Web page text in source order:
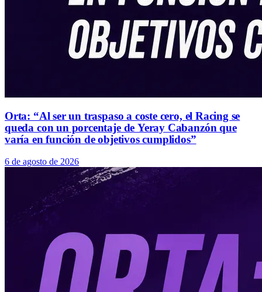
Orta: “Al ser un traspaso a coste cero, el Racing se
queda con un porcentaje de Yeray Cabanzón que
varía en función de objetivos cumplidos”
6 de agosto de 2026